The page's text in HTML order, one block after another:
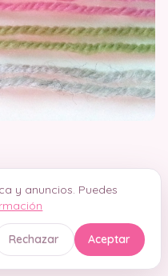
elegir lana.
y anuncios. Puedes
Rechazar Aceptar